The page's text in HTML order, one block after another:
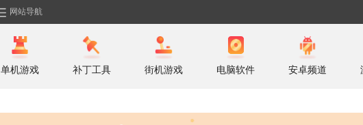
网站导航
单机游戏 补丁工具 街机游戏 电脑软件 安卓频道